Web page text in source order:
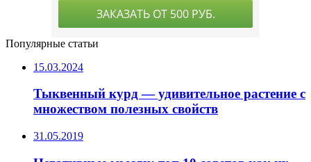
Популярные статьи
15.03.2024
Тыквенный курд — удивительное растение с
множеством полезных свойств
31.05.2019